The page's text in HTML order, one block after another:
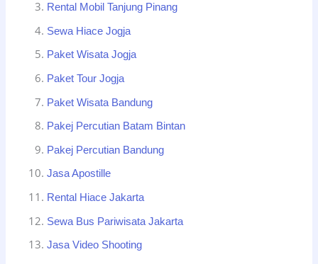
Rental Mobil Tanjung Pinang
Sewa Hiace Jogja
Paket Wisata Jogja
Paket Tour Jogja
Paket Wisata Bandung
Pakej Percutian Batam Bintan
Pakej Percutian Bandung
Jasa Apostille
Rental Hiace Jakarta
Sewa Bus Pariwisata Jakarta
Jasa Video Shooting